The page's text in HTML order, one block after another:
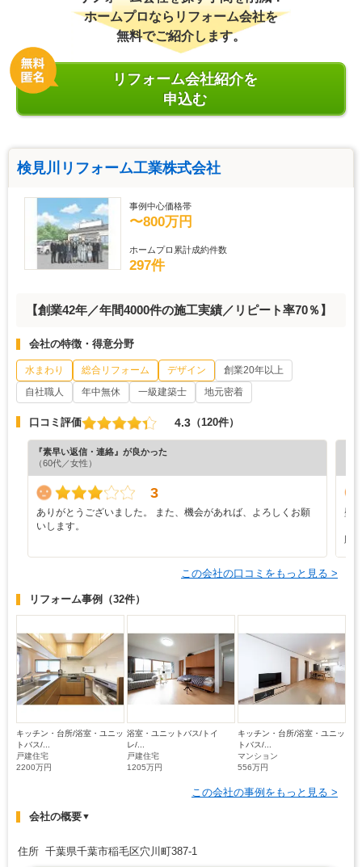
ホームプロならリフォーム会社を
無料でご紹介します。
リフォーム会社紹介を
申込む
検見川リフォーム工業株式会社
事例中心価格帯
〜800万円
ホームプロ累計成約件数
297件
【創業42年／年間4000件の施工実績／リピート率70％】
会社の特徴・得意分野
水まわり 総合リフォーム デザイン
創業20年以上
自社職人
年中無休 一級建築士 地元密着
口コミ評価 4.3 （120件）
『素早い返信・連絡』が良かった
（60代／女性）
3
ありがとうございました。 また、機会があれば、よろしくお願
いします。
壁
願
この会社の口コミをもっと見る >
リフォーム事例 （32件）
キッチン・台所/浴室・ユニッ
トバス/...
戸建住宅
2200万円
浴室・ユニットバス/トイ
レ/...
戸建住宅
1205万円
キッチン・台所/浴室・ユニッ
トバス/...
マンション
556万円
この会社の事例をもっと見る >
会社の概要▼
住所 千葉県千葉市稲毛区穴川町387-1